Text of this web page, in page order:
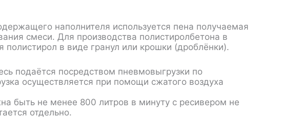
наполнителя используется пена получаемая
смеси. Для производства полистиролбетона в
в виде гранул или крошки (дроблёнки).
подаётся посредством пневмовыгрузки по
осуществляется при помощи сжатого воздуха
быть не менее 800 литров в минуту с ресивером не
отдельно.